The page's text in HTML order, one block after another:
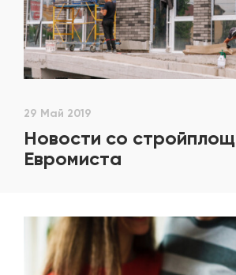
29 Май 2019
Новости со
Евромиста